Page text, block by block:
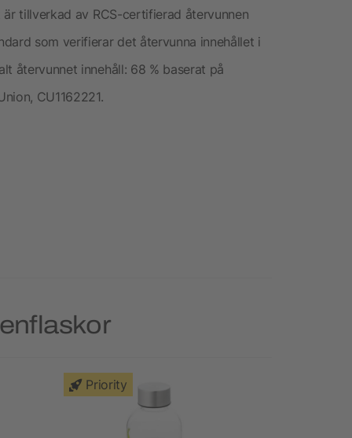
tillverkad av RCS-certifierad återvunnen
som verifierar det återvunna innehållet i
återvunnet innehåll: 68 % baserat på
CU1162221.
Priority